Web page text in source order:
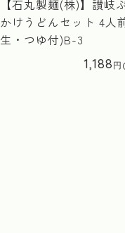
【石丸製麺(株)】讃岐
かけうどんセット 4人
生・つゆ付)B-3
1,188